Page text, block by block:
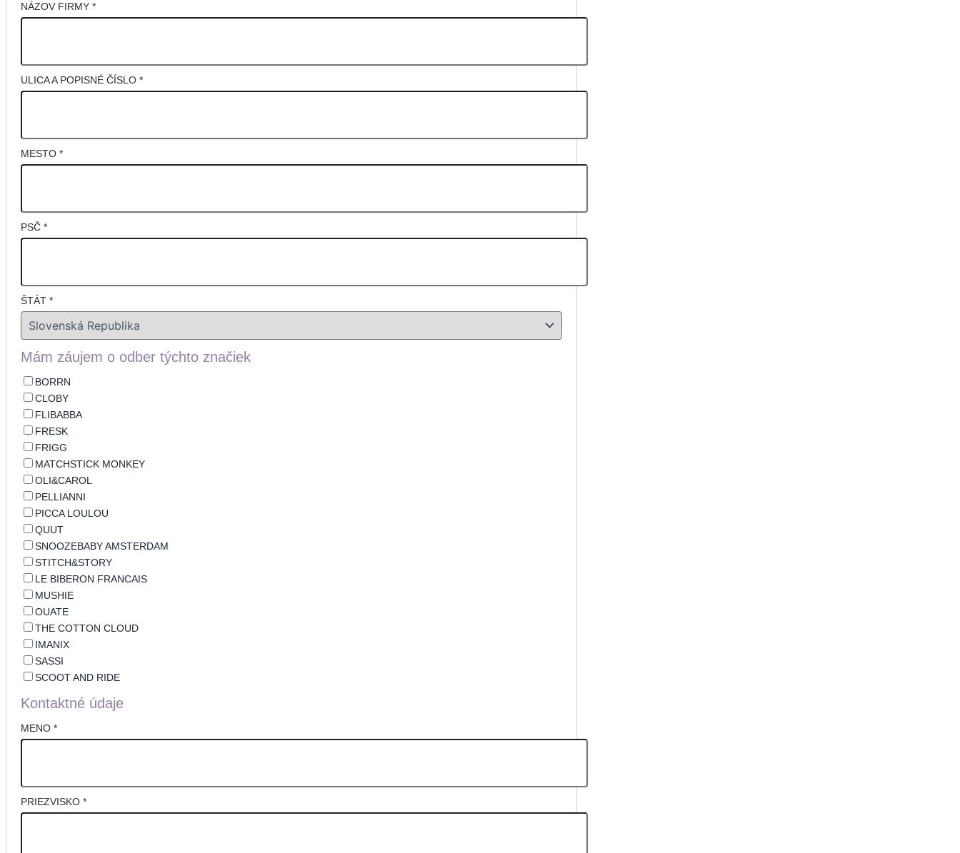
NÁZOV FIRMY *
ULICA A POPISNÉ ČÍSLO *
MESTO *
PSČ *
ŠTÁT *
Mám záujem o odber týchto značiek
BORRN
CLOBY
FLIBABBA
FRESK
FRIGG
MATCHSTICK MONKEY
OLI&CAROL
PELLIANNI
PICCA LOULOU
QUUT
SNOOZEBABY AMSTERDAM
STITCH&STORY
LE BIBERON FRANCAIS
MUSHIE
OUATE
THE COTTON CLOUD
IMANIX
SASSI
SCOOT AND RIDE
Kontaktné údaje
MENO *
PRIEZVISKO *